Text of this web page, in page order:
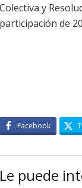
Colectiva y
participación de
Facebook
Le puede